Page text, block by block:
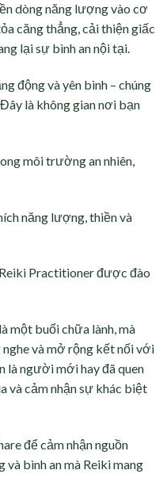
dòng năng lượng vào cơ
căng thẳng, cải thiện giấc
lại sự bình an nội tại.
động và yên bình – chúng
là không gian nơi bạn
môi trường an nhiên,
năng lượng, thiền và
Practitioner được đào
một buổi chữa lành, mà
nghe và mở rộng kết nối với
là người mới hay đã quen
và cảm nhận sự khác biệt
để cảm nhận nguồn
bình an mà Reiki mang